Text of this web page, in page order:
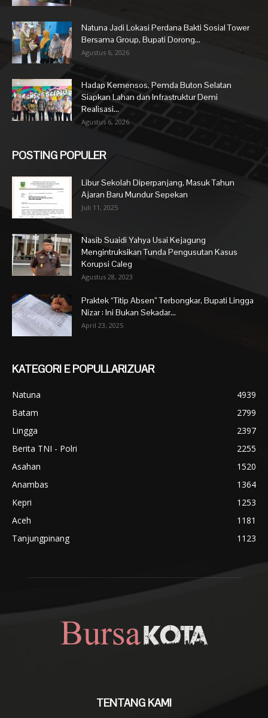
Natuna Jadi Lokasi Perdana Bakti Sosial Tower
Bersama Group, Bupati Dorong...
Agustus 6, 2026
Hadap Kemensos, Pemda Buton Selatan
Siapkan Lahan dan Infrastruktur Demi
Realisasi...
Agustus 6, 2026
POSTING POPULER
Libur Sekolah Diperpanjang, Masuk Tahun
Ajaran Baru Mundur Sepekan
Juli 11, 2025
Nasib Suaidi Yahya Usai Kejagung
Mengintruksikan Tunda Pengusutan Kasus
Korupsi Caleg
Agustus 28, 2023
Praktek “Titip Absen” Terbongkar, Bupati Lingga
Nizar : Ini Bukan Sekadar...
April 23, 2025
KATEGORI E POPULLARIZUAR
Natuna
4939
Batam
2799
Lingga
2397
Berita TNI - Polri
2255
Asahan
1520
Anambas
1364
Kepri
1253
Aceh
1181
Tanjungpinang
1123
TENTANG KAMI